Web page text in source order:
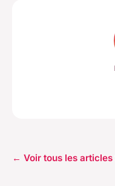
← Voir tous les articles